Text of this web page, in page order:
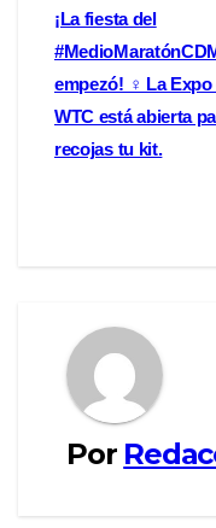
de
entradas
¡La fiesta del
empezó! ‍♀️ La Expo
WTC está abierta
recojas tu kit.
Por